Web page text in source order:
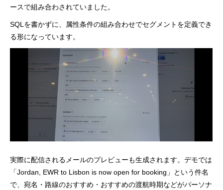
ースで組み合わされていました。
SQLを書かずに、属性条件の組み合わせでセグメントを定義でき
る形になっています。
実際に配信されるメールのプレビューも生成されます。デモでは
「Jordan, EWR to Lisbon is now open for booking」という件名
で、宛名・路線のおすすめ・おすすめの渡航時期などがパーソナ